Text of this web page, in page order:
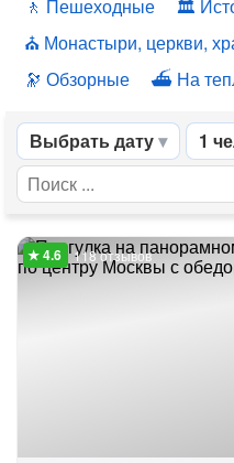
Пешеходные
Монастыри, церкви,
Обзорные
На
Выбрать дату 1
118 отзывов